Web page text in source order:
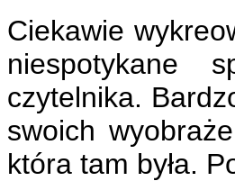
Ciekawie
niespotykane
czytelnika.
swoich
która tam była.